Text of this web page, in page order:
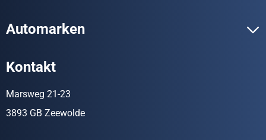
Automarken
Kontakt
Marsweg 21-23
3893 GB Zeewolde